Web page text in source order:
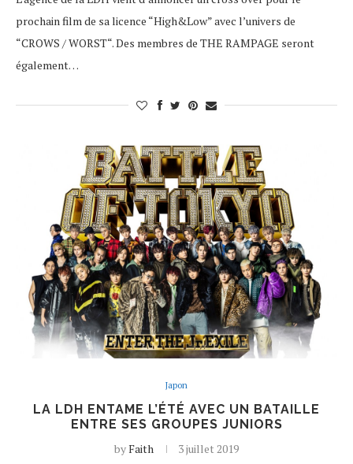
prochain film de sa licence “High&Low” avec l’univers de
“CROWS / WORST“. Des membres de THE RAMPAGE seront
également…
Japon
LA LDH ENTAME L’ÉTÉ AVEC UN BATAILLE
ENTRE SES GROUPES JUNIORS
byFaith 3 juillet 2019